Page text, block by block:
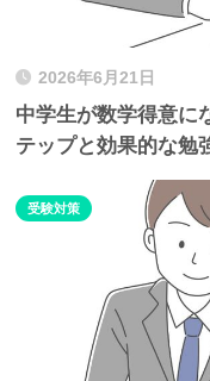
2026年6月21日
中学生が数学得意に
テップと効果的な勉
受験対策